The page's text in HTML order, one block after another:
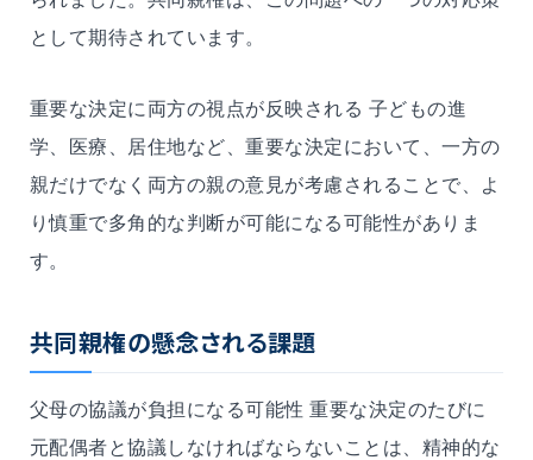
として期待されています。
重要な決定に両方の視点が反映される 子どもの進
学、医療、居住地など、重要な決定において、一方の
親だけでなく両方の親の意見が考慮されることで、よ
り慎重で多角的な判断が可能になる可能性がありま
す。
共同親権の懸念される課題
父母の協議が負担になる可能性 重要な決定のたびに
元配偶者と協議しなければならないことは、精神的な